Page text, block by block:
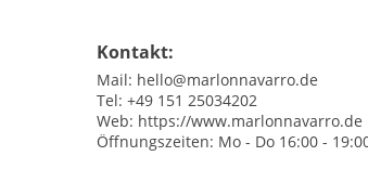
Kontakt:
Mail: hello@marlonnavarro.de
Tel: +49 151 25034202
Web: https://www.marlonnavarro.de
Öffnungszeiten: Mo - Do 16:00 -